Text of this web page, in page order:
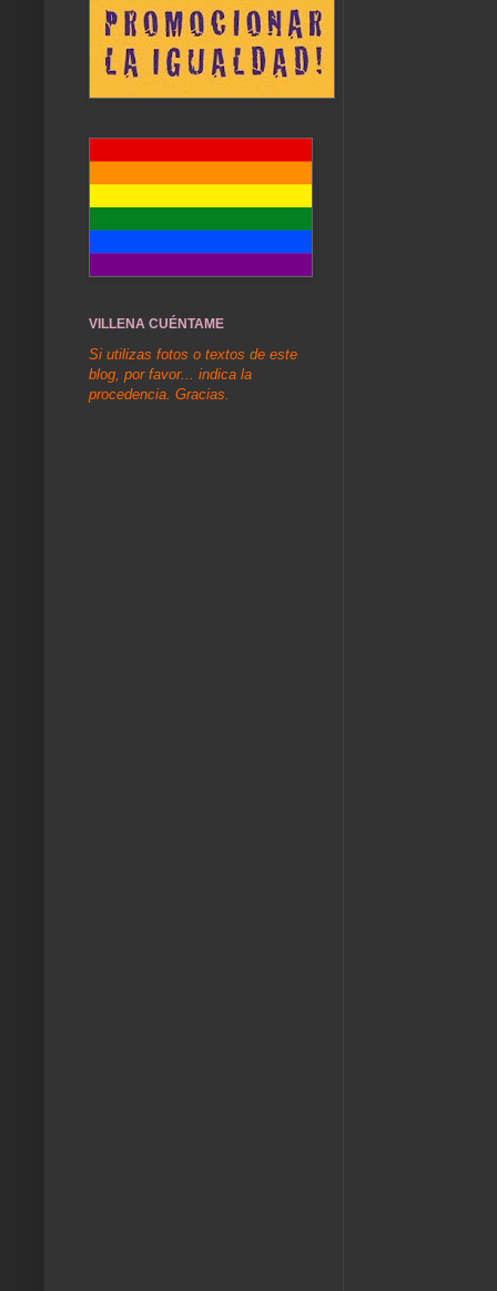
VILLENA CUÉNTAME
Si utilizas fotos o textos de este
blog, por favor... indica la
procedencia. Gracias.